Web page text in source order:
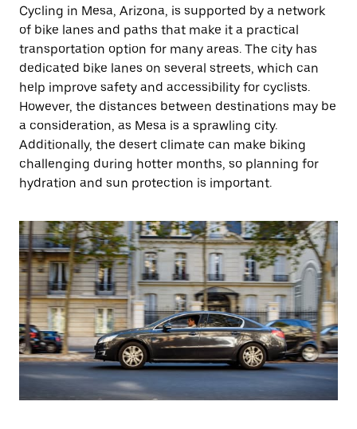
Cycling in Mesa, Arizona, is supported by a network
of bike lanes and paths that make it a practical
transportation option for many areas. The city has
dedicated bike lanes on several streets, which can
help improve safety and accessibility for cyclists.
However, the distances between destinations may be
a consideration, as Mesa is a sprawling city.
Additionally, the desert climate can make biking
challenging during hotter months, so planning for
hydration and sun protection is important.